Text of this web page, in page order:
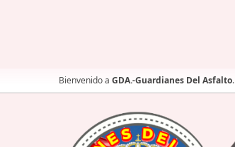
Bienvenido a GDA.-Guardianes Del Asfalto.